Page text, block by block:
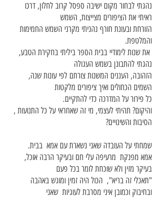
נהגתי לבחור מקום ישיבה ספסל קרוב לחלון, דרכו
ראיתי את הציפורים מצייצות, השמש
הזורחת ובעונת חורף נהניתי מקרני השמש החמימות
והמלטפת.
את שנות לימודיי בבית הספר ביליתי בחקירת הטבע,
נהגתי להתבונן בשמש העגולה
הזהובה, העננים המשנות צורתם לפי עונות שנה,
השמים הכחולים ואיך ציפורים מלקטות
כל פירור על המדרכה כדי להתקיים.
והיקום? תהיתי לעצמי, מי זה שאחראי על כל התנועות ,
הסיבות והשינויים?
שמחתי על העובדה שאני נשארת עם אמא בבית.
אמא מפנקת מרעיפה עלי חם ובעיקר הרבה אוכל,
בעיקר מזין ולא שוכחת לומר בכל פעם
"תאכלי זה בריא", הכול היה זמין ומוגש באהבה
ובחיבוק וכמובן איני מסרבת לעוגיות שאני